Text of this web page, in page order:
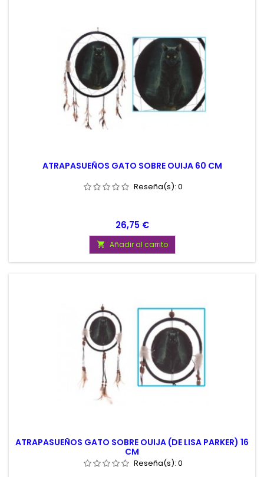
ATRAPASUEÑOS GATO SOBRE OUIJA 60 CM
Reseña(s): 0
Precio
26,75 €
 Añadir al carrito
ATRAPASUEÑOS GATO SOBRE OUIJA (DE LISA PARKER) 16
CM
Reseña(s): 0